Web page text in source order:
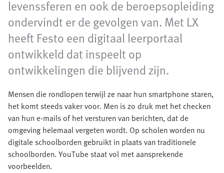
levenssferen en ook de beroepsopleiding
ondervindt er de gevolgen van. Met LX
heeft Festo een digitaal leerportaal
ontwikkeld dat inspeelt op
ontwikkelingen die blijvend zijn.
Mensen die rondlopen terwijl ze naar hun smartphone staren,
het komt steeds vaker voor. Men is zo druk met het checken
van hun e-mails of het versturen van berichten, dat de
omgeving helemaal vergeten wordt. Op scholen worden nu
digitale schoolborden gebruikt in plaats van traditionele
schoolborden. YouTube staat vol met aansprekende
voorbeelden.